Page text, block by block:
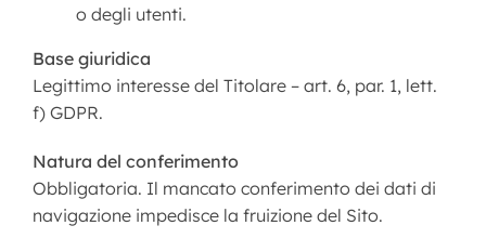
o degli utenti.
Base giuridica
Legittimo interesse del Titolare – art. 6, par. 1, lett.
f) GDPR.
Natura del conferimento
Obbligatoria. Il mancato conferimento dei dati di
navigazione impedisce la fruizione del Sito.